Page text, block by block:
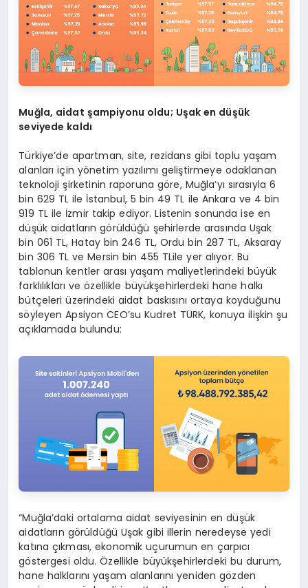
Muğla, aidat şampiyonu oldu; Uşak en düşük
seviyede kaldı
Türkiye’de apartman, site, rezidans gibi toplu yaşam
alanları için yönetim yazılımı geliştirmeye odaklanan
teknoloji şirketinin raporuna göre, Muğla’yı sırasıyla 6
bin 629 TL ile İstanbul, 5 bin 49 TL ile Ankara ve 4 bin
919 TL ile İzmir takip ediyor. Listenin sonunda ise en
düşük aidatların görüldüğü şehirlerde arasında Uşak
bin 061 TL, Hatay bin 246 TL, Ordu bin 287 TL, Aksaray
bin 306 TL ve Mersin bin 455 TLile yer alıyor. Bu
tablonun kentler arası yaşam maliyetlerindeki büyük
farklılıkları ve özellikle büyükşehirlerdeki hane halkı
bütçeleri üzerindeki aidat baskısını ortaya koyduğunu
söyleyen Apsiyon CEO’su Kudret TÜRK, konuya ilişkin şu
açıklamada bulundu:
“Muğla’daki ortalama aidat seviyesinin en düşük
aidatların görüldüğü Uşak gibi illerin neredeyse yedi
katına çıkması, ekonomik uçurumun en çarpıcı
göstergesi oldu. Özellikle büyükşehirlerdeki bu durum,
hane halklarını yaşam alanlarını yeniden gözden